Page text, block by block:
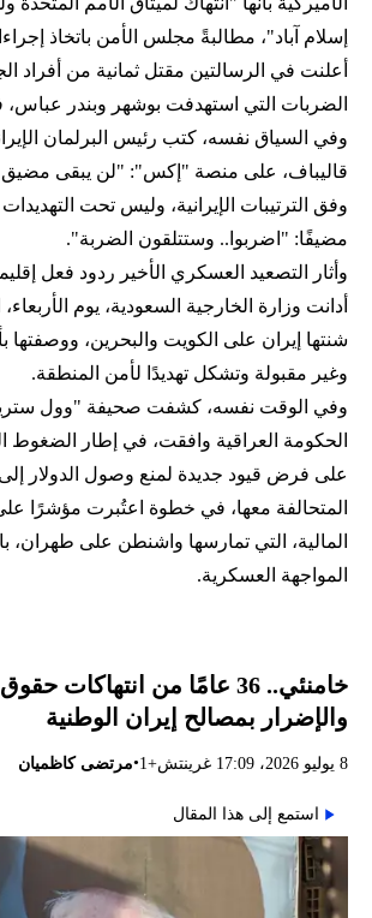
إسلام آباد"، مطالبةً مجلس الأمن باتخاذ
أعلنت في الرسالتين مقتل ثمانية من أفراد
الضربات التي استهدفت بوشهر وبندر عباس،
وفي السياق نفسه، كتب رئيس البرلمان
قاليباف، على منصة "إكس": "لن يبقى مضيق
وفق الترتيبات الإيرانية، وليس تحت التهديدات
مضيفًا: "اضربوا.. وستتلقون الضربة".
وأثار التصعيد العسكري الأخير ردود فعل
أدانت وزارة الخارجية السعودية، يوم
شنتها إيران على الكويت والبحرين، ووصفتها
وغير مقبولة وتشكل تهديدًا لأمن المنطقة.
وفي الوقت نفسه، كشفت صحيفة "وول
الحكومة العراقية وافقت، في إطار الضغوط
على فرض قيود جديدة لمنع وصول الدولار
المتحالفة معها، في خطوة اعتُبرت مؤشرًا
المالية، التي تمارسها واشنطن على طهران،
المواجهة العسكرية.
خامنئي.. 36 عامًا من انتهاكات
والإضرار بمصالح إيران الوطنية
8 يوليو 2026، 17:09 غرينتش+1 •مرتضى كاظميان
استمع إلى هذا المقال